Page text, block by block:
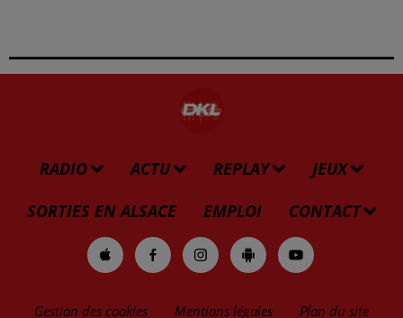
RADIO ACTU REPLAY
JEUX
SORTIES EN ALSACE
EMPLOI CONTACT
Gestion des cookies Mentions légales Plan du site